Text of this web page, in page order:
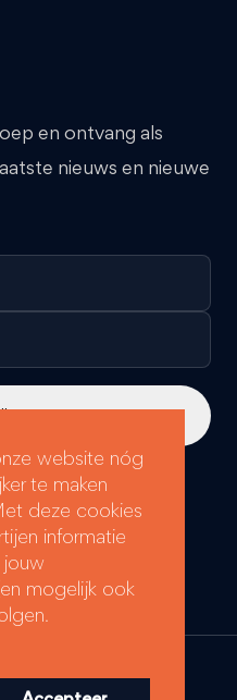
en ontvang als
nieuws en nieuwe
website nóg
te maken
deze cookies
informatie
jouw
mogelijk ook